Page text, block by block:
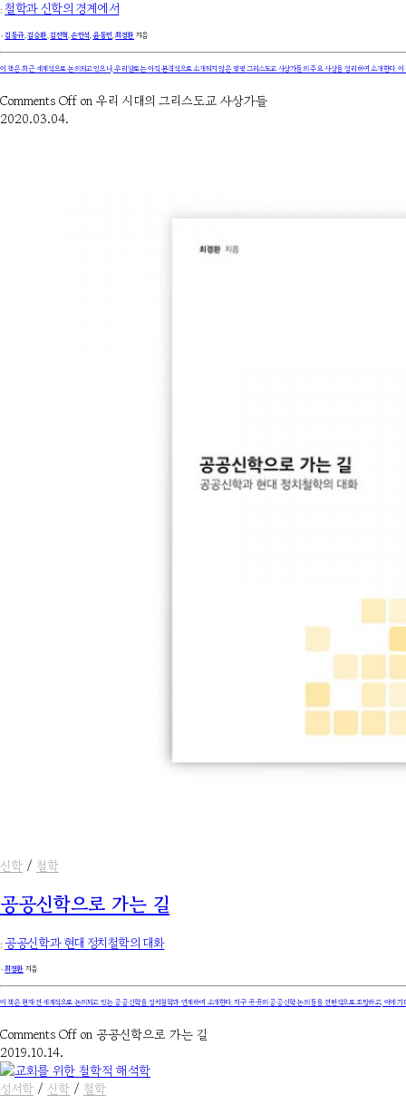
:철학과 신학의 경계에서
۰김동규 ,김승환 ,김진혁 ,손민석 ,윤동민 ,최경환 지음
이 책은 최근 세계적으로 논의되고 있으나, 우리말로는 아직 본격적으로 소개되지 않은 몇몇 그리스도교 사상가들의 주요 사상을 정리하여 소개한
Comments Off on 우리 시대의 그리스도교 사상가들
2020.03.04.
신학 / 철학
공공신학으로 가는 길
:공공신학과 현대 정치철학의 대화
۰최경환 지음
이 책은 현재 전 세계적으로 논의되고 있는 공공신학을 정치철학과 연계하여 소개한다. 지구 곳곳의 공공신학 논의들을 전반적으로 조망하고, 이
Comments Off on 공공신학으로 가는 길
2019.10.14.
성서학 / 신학 / 철학